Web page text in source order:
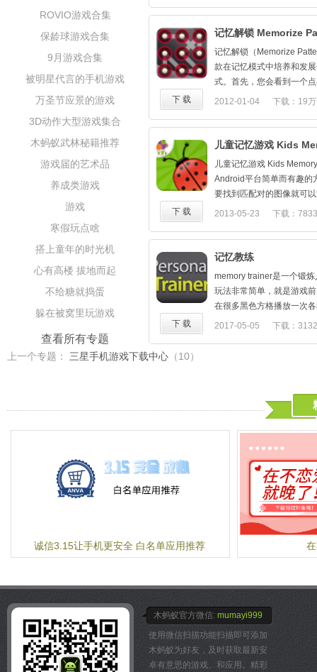
ROVIO游戏合集
保龄球游戏合集
9月游戏合集
被明星代言的手机游戏
万圣节应景的游戏
3D动作大型游戏集合
木蚂蚁武林秘籍推荐
游戏届的艺术品
养成类游戏
游戏
寒假玩点啥
搭上童年的时光机
心有高楼 拔地而起
不给糖就捣蛋
躲在被窝里玩游戏
查看所有专题
名作曲家Steven Cravis打
1.训练你瞬间记忆能力
2.训练反应能力
记忆解锁 Memorize
记忆解锁（Memorize
款在记忆模式中培养和发
式。首先，您会看到一个
模式。然后，你必须重复
特点：
- 自由与完整版游戏
- 支持13种语言。
- Android的锁图案设计。
- 包括120级别。
- 正常水平。
- 反向等级。
- 双级。
- 速度级别。
- 超过10,000模式。
- 7个乐器。
- 32背景。
2012-01-04 下载：19
下 载
儿童记忆游戏 Kids
儿童记忆游戏 Kids
Android平台简单而有趣的
要找到匹配对的图像就可
不同的难度等级挑战。适
2013-05-23 下载：
下 载
记忆教练
memory trainer是一个锻
玩法非常简单，就是游戏
在很多黑色方格播放一次
你根据自己的记忆，找出
2017-05-05 下载：
下 载
上一个专题： 三星手机游戏下载中心 （10）
诚信3.15让手机更安全 白名单应用推荐
木蚂蚁官方微信: mumayi999
使用微信扫描功能扫描即可添加
木蚂蚁为好友，及时获取最新安
卓有意思的游戏、和应用。精彩